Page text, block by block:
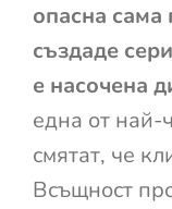
опасна
създаде
е насочена
една от най-
смятат, че
Всъщност